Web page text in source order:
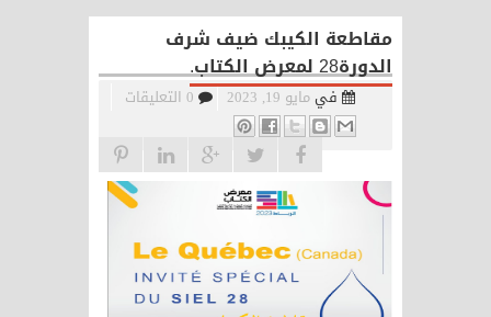
مقاطعة الكيبك ضيف شرف
الدورة28 لمعرض الكتاب.
فيمايو 19, 2023 0 التعليقات